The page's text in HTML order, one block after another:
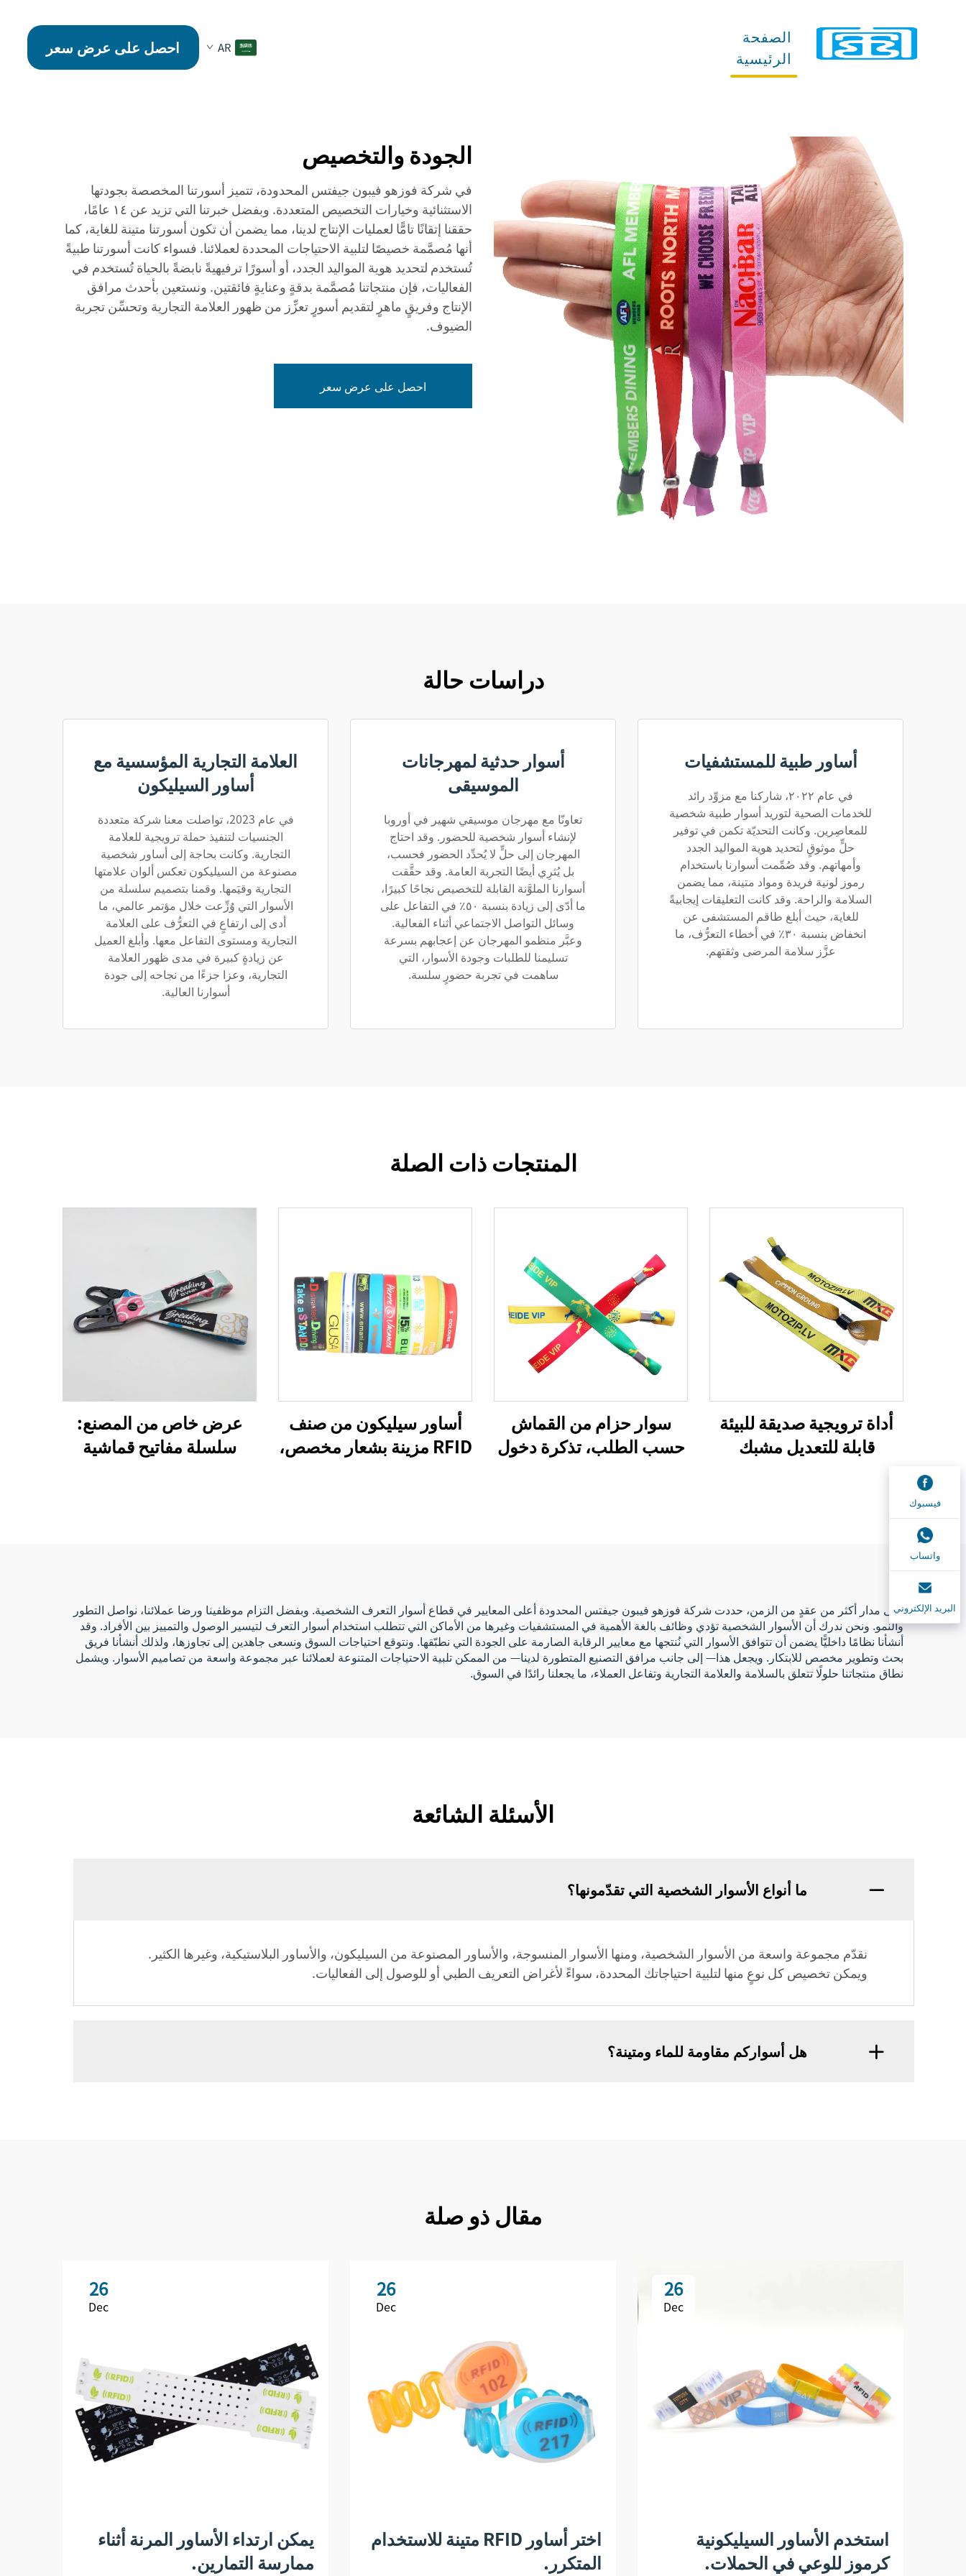
الصفحة
الرئيسية
AR احصل على عرض سعر
الجودة والتخصيص
في شركة فوزهو فيبون جيفتس المحدودة، تتميز أسورتنا المخصصة بجودتها
الاستثنائية وخيارات التخصيص المتعددة. وبفضل خبرتنا التي تزيد عن ١٤ عامًا،
حققنا إتقانًا تامًّا لعمليات الإنتاج لدينا، مما يضمن أن تكون أسورتنا متينة للغاية، كما
أنها مُصمَّمة خصيصًا لتلبية الاحتياجات المحددة لعملائنا. فسواء كانت أسورتنا طبيةً
تُستخدم لتحديد هوية المواليد الجدد، أو أسورًا ترفيهيةً نابضةً بالحياة تُستخدم في
الفعاليات، فإن منتجاتنا مُصمَّمة بدقةٍ وعنايةٍ فائقتين. ونستعين بأحدث مرافق
الإنتاج وفريقٍ ماهرٍ لتقديم أسورٍ تعزِّز من ظهور العلامة التجارية وتحسِّن تجربة
الضيوف.
احصل على عرض سعر
دراسات حالة
أساور طبية للمستشفيات
في عام ٢٠٢٢، شاركنا مع مزوِّد رائد
للخدمات الصحية لتوريد أسوار طبية شخصية
للمعاصِرين. وكانت التحديّة تكمن في توفير
حلٍّ موثوقٍ لتحديد هوية المواليد الجدد
وأمهاتهم. وقد صُمِّمت أسوارنا باستخدام
رموز لونية فريدة ومواد متينة، مما يضمن
السلامة والراحة. وقد كانت التعليقات إيجابيةً
للغاية، حيث أبلغ طاقم المستشفى عن
انخفاض بنسبة ٣٠٪ في أخطاء التعرُّف، ما
عزَّز سلامة المرضى وثقتهم.
أسوار حدثية لمهرجانات
الموسيقى
تعاونّا مع مهرجان موسيقي شهير في أوروبا
لإنشاء أسوار شخصية للحضور. وقد احتاج
المهرجان إلى حلٍّ لا يُحدِّد الحضور فحسب،
بل يُثرِي أيضًا التجربة العامة. وقد حقَّقت
أسوارنا الملوَّنة القابلة للتخصيص نجاحًا كبيرًا،
ما أدّى إلى زيادة بنسبة ٥٠٪ في التفاعل على
وسائل التواصل الاجتماعي أثناء الفعالية.
وعبَّر منظمو المهرجان عن إعجابهم بسرعة
تسليمنا للطلبات وجودة الأسوار، التي
ساهمت في تجربة حضورٍ سلسة.
العلامة التجارية المؤسسية مع
أساور السيليكون
في عام 2023، تواصلت معنا شركة متعددة
الجنسيات لتنفيذ حملة ترويجية للعلامة
التجارية. وكانت بحاجة إلى أساور شخصية
مصنوعة من السيليكون تعكس ألوان علامتها
التجارية وقيَمها. وقمنا بتصميم سلسلة من
الأسوار التي وُزِّعت خلال مؤتمر عالمي، ما
أدى إلى ارتفاعٍ في التعرُّف على العلامة
التجارية ومستوى التفاعل معها. وأبلغ العميل
عن زيادةٍ كبيرة في مدى ظهور العلامة
التجارية، وعزا جزءًا من نجاحه إلى جودة
أسوارنا العالية.
المنتجات ذات الصلة
أداة ترويجية صديقة للبيئة
قابلة للتعديل مشبك
بلاستيكي حدث حفلة سوار
سوار حزام من القماش
حسب الطلب، تذكرة دخول
أساور سيليكون من صنف
RFID مزينة بشعار مخصص،
عرض خاص من المصنع:
سلسلة مفاتيح قماشية
على مدار أكثر من عقدٍ من الزمن، حددت شركة فوزهو فيبون جيفتس المحدودة أعلى المعايير في قطاع أسوار التعرف الشخصية. وبفضل التزام موظفينا ورضا عملائنا، نواصل التطور
والنمو. ونحن ندرك أن الأسوار الشخصية تؤدي وظائف بالغة الأهمية في المستشفيات وغيرها من الأماكن التي تتطلب استخدام أسوار التعرف لتيسير الوصول والتمييز بين الأفراد. وقد
أنشأنا نظامًا داخليًّا يضمن أن تتوافق الأسوار التي نُنتجها مع معايير الرقابة الصارمة على الجودة التي نطبّقها. ونتوقع احتياجات السوق ونسعى جاهدين إلى تجاوزها، ولذلك أنشأنا فريق
بحث وتطوير مخصص للابتكار. ويجعل هذا— إلى جانب مرافق التصنيع المتطورة لدينا— من الممكن تلبية الاحتياجات المتنوعة لعملائنا عبر مجموعة واسعة من تصاميم الأسوار. ويشمل
نطاق منتجاتنا حلولًا تتعلق بالسلامة والعلامة التجارية وتفاعل العملاء، ما يجعلنا رائدًا في السوق.
الأسئلة الشائعة
ما أنواع الأسوار الشخصية التي تقدّمونها؟
نقدّم مجموعة واسعة من الأسوار الشخصية، ومنها الأسوار المنسوجة، والأساور المصنوعة من السيليكون، والأساور البلاستيكية، وغيرها الكثير.
ويمكن تخصيص كل نوعٍ منها لتلبية احتياجاتك المحددة، سواءً لأغراض التعريف الطبي أو للوصول إلى الفعاليات.
هل أسواركم مقاومة للماء ومتينة؟
مقال ذو صلة
26
Dec
استخدم الأساور السيليكونية
كرموز للوعي في الحملات.
26
Dec
اختر أساور RFID متينة للاستخدام
المتكرر.
26
Dec
يمكن ارتداء الأساور المرنة أثناء
ممارسة التمارين.
فيسبوك
واتساب
البريد الإلكتروني